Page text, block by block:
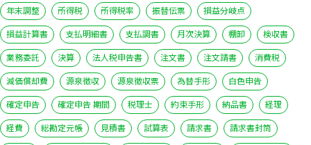
年末調整
所得税 所得税率 振替伝票
損益分岐点
損益計算書
支払明細書 支払調書 月次決算 棚卸
検収書
業務委託
決算 法人税申告書 注文書 注文請書
消費税
減価償却費
源泉徴収 源泉徴収票 為替手形
白色申告
確定申告
確定申告 期間 税理士 約束手形 納品書
経理
経費
総勘定元帳 見積書 試算表 請求書
請求書封筒